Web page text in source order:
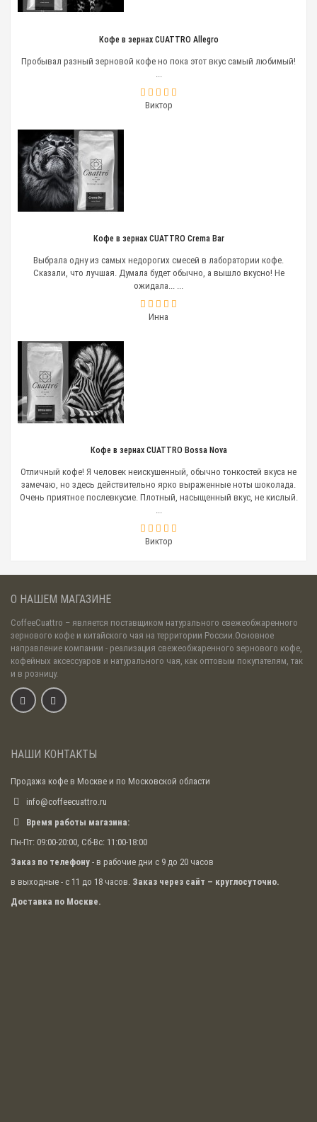
Кофе в зернах CUATTRO Allegro
Пробывал разный зерновой кофе но пока этот вкус самый любимый!
Виктор
Кофе в зернах CUATTRO Crema Bar
Выбрала одну из самых недорогих смесей в лаборатории кофе.
Сказали, что лучшая. Думала будет обычно, а вышло вкусно! Не
ожидала... ...
Инна
Кофе в зернах CUATTRO Bossa Nova
Отличный кофе! Я человек неискушенный, обычно тонкостей вкуса не
замечаю, но здесь действительно ярко выраженные ноты шоколада.
Очень приятное послевкусие. Плотный, насыщенный вкус, не кислый.
Виктор
О НАШЕМ МАГАЗИНЕ
CoffeeCuattro – является поставщиком натурального свежеобжаренного
зернового кофе и китайского чая на территории России.Основное
направление компании - реализация свежеобжаренного зернового кофе,
кофейных аксессуаров и натурального чая, как оптовым покупателям, так
и в розницу.
НАШИ КОНТАКТЫ
Продажа кофе в Москве и по Московской области
info@coffeecuattro.ru
Время работы магазина:
Пн-Пт: 09:00-20:00, Сб-Вс: 11:00-18:00
Заказ по телефону - в рабочие дни с 9 до 20 часов
в выходные - с 11 до 18 часов. Заказ через сайт – круглосуточно.
Доставка по Москве.